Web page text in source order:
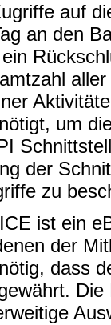
auf
an den
um
der
zu
ist ein
der
dass